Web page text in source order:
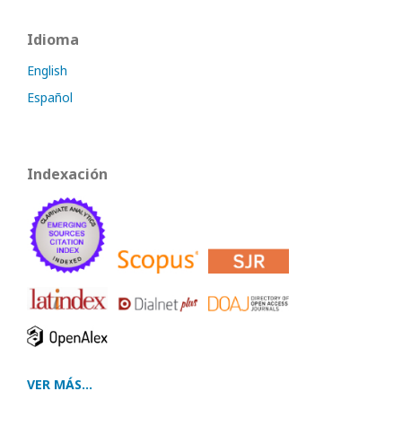
Idioma
English
Español
Indexación
VER MÁS...